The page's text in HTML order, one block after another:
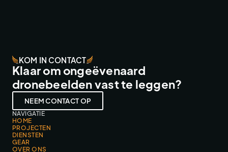
KOM IN CONTACT
Klaar om ongeëvenaard
dronebeelden vast te leggen?
NEEM CONTACT OP
NAVIGATIE
HOME
PROJECTEN
DIENSTEN
GEAR
OVER ONS